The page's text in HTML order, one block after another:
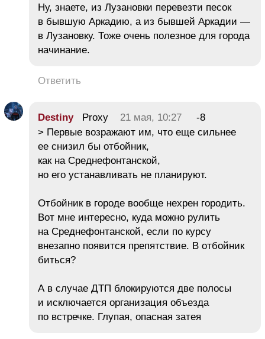
Ну, знаете, из Лузановки перевезти песок
в бывшую Аркадию, а из бывшей Аркадии —
в Лузановку. Тоже очень полезное для города
начинание.
Ответить
DestinyProxy 21 мая, 10:27
-8
> Первые возражают им, что еще сильнее
ее снизил бы отбойник,
как на Среднефонтанской,
но его устанавливать не планируют.
Отбойник в городе вообще нехрен городить.
Вот мне интересно, куда можно рулить
на Среднефонтанской, если по курсу
внезапно появится препятствие. В отбойник
биться?
А в случае ДТП блокируются две полосы
и исключается организация объезда
по встречке. Глупая, опасная затея